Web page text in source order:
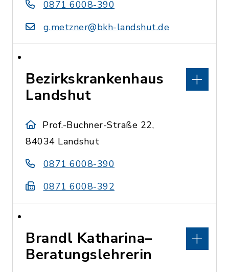
0871 6008-390
g.metzner@bkh-landshut.de
Bezirkskrankenhaus
Landshut
Prof.-Buchner-Straße 22,
84034 Landshut
0871 6008-390
0871 6008-392
Brandl Katharina–
Beratungslehrerin